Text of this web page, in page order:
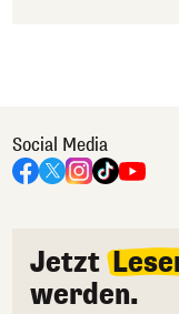
Social Media
Jetzt
werden.